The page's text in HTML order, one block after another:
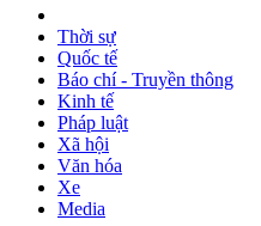
Thời sự
Quốc tế
Báo chí - Truyền thông
Kinh tế
Pháp luật
Xã hội
Văn hóa
Xe
Media